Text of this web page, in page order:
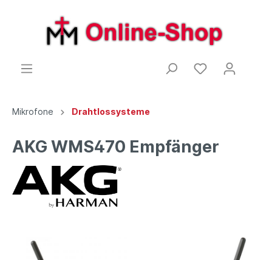
Mikrofone Drahtlossysteme
AKG WMS470 Empfänger